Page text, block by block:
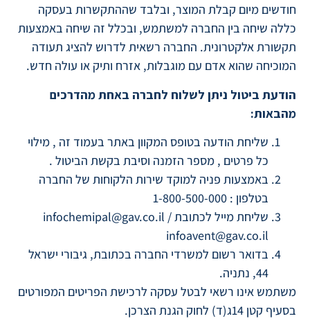
חודשים מיום קבלת המוצר, ובלבד שההתקשרות בעסקה
כללה שיחה בין החברה למשתמש, ובכלל זה שיחה באמצעות
תקשורת אלקטרונית. החברה רשאית לדרוש להציג תעודה
המוכיחה שהוא אדם עם מוגבלות, אזרח ותיק או עולה חדש.
הודעת ביטול ניתן לשלוח לחברה באחת מהדרכים
מהבאות:
שליחת הודעה בטופס המקוון באתר בעמוד זה , מילוי
כל פרטים , מספר הזמנה וסיבת בקשת הביטול .
באמצעות פניה למוקד שירות הלקוחות של החברה
בטלפון : 1-800-500-000
שליחת מייל לכתובת infochemipal@gav.co.il /
infoavent@gav.co.il
בדואר רשום למשרדי החברה בכתובת, גיבורי ישראל
44, נתניה.
משתמש אינו רשאי לבטל עסקה לרכישת הפריטים המפורטים
בסעיף קטן 14ג(ד) לחוק הגנת הצרכן.